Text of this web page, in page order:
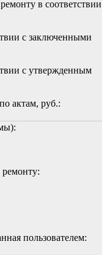
в соответствии
с заключенными
с утвержденным
актам, руб.:
пользователем: